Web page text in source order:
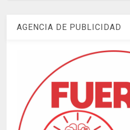
AGENCIA DE PUBLICIDAD